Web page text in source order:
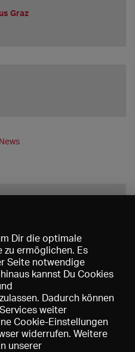
Graz
Speichern
Dir die optimale
zu ermöglichen. Es
Seite notwendige
kannst Du Cookies
Dadurch können
weiter
Cookie-Einstellungen
widerrufen. Weitere
unserer